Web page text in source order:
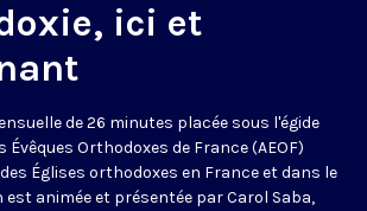
ici et
de 26 minutes placée sous l'égide
Évêques Orthodoxes de France (AEOF)
Églises orthodoxes en France et dans le
est animée et présentée par Carol Saba,